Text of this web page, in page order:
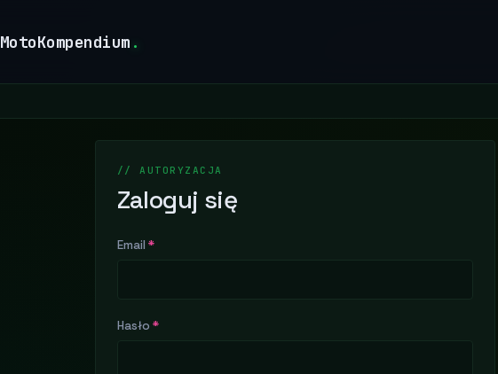
MotoKompendium .
// AUTORYZACJA
Zaloguj się
Email *
Hasło *